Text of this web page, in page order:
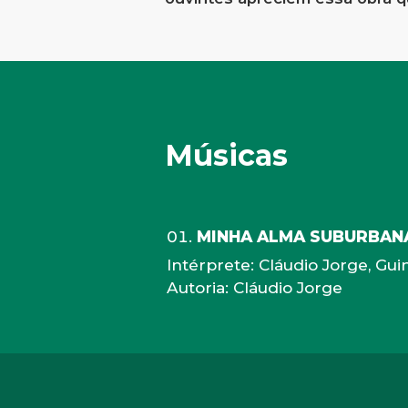
Músicas
MINHA ALMA
Intérprete: Cláudio Jorge,
Autoria: Cláudio Jorge